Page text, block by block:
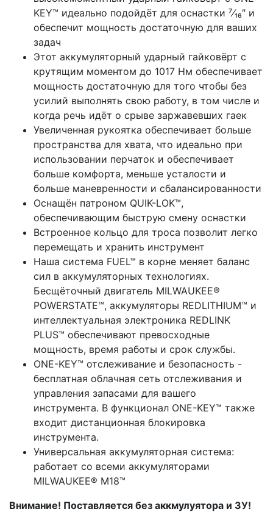
KEY™ идеально подойдёт для оснастки ⁷⁄₁₆″ и
обеспечит мощность достаточную для ваших
задач
Этот аккумуляторный ударный гайковёрт с
крутящим моментом до 1017 Нм обеспечивает
мощность достаточную для того чтобы без
усилий выполнять свою работу, в том числе и
когда речь идёт о срыве заржавевших гаек
Увеличенная рукоятка обеспечивает больше
пространства для хвата, что идеально при
использовании перчаток и обеспечивает
больше комфорта, меньше усталости и
больше маневренности и сбалансированности
Оснащён патроном QUIK-LOK™,
обеспечивающим быструю смену оснастки
Встроенное кольцо для троса позволит легко
перемещать и хранить инструмент
Наша система FUEL™ в корне меняет баланс
сил в аккумуляторных технологиях.
Бесщёточный двигатель MILWAUKEE®
POWERSTATE™, аккумуляторы REDLITHIUM™ и
интеллектуальная электроника REDLINK
PLUS™ обеспечивают превосходные
мощность, время работы и срок службы.
ONE-KEY™ отслеживание и безопасность -
бесплатная облачная сеть отслеживания и
управления запасами для вашего
инструмента. В функционал ONE-KEY™ также
входит дистанционная блокировка
инструмента.
Универсальная аккумуляторная система:
работает со всеми аккумуляторами
MILWAUKEE® M18™
Внимание! Поставляется без аккмулуятора и ЗУ!